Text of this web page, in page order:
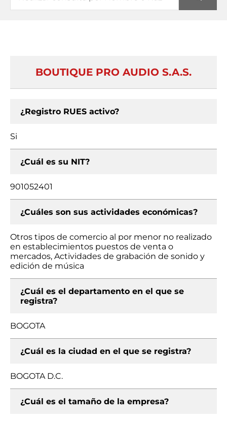
BOUTIQUE PRO AUDIO S.A.S.
¿Registro RUES activo?
Si
¿Cuál es su NIT?
901052401
¿Cuáles son sus actividades económicas?
Otros tipos de comercio al por menor no realizado
en establecimientos puestos de venta o
mercados, Actividades de grabación de sonido y
edición de música
¿Cuál es el departamento en el que se
registra?
BOGOTA
¿Cuál es la ciudad en el que se registra?
BOGOTA D.C.
¿Cuál es el tamaño de la empresa?